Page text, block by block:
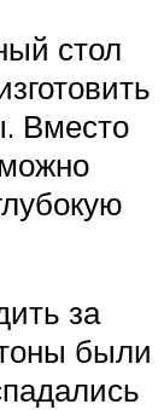
стол
Вместо
за
были